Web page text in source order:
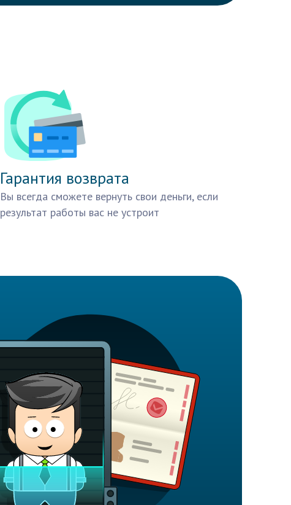
Гарантия возврата
Вы всегда сможете вернуть свои деньги, если
результат работы вас не устроит